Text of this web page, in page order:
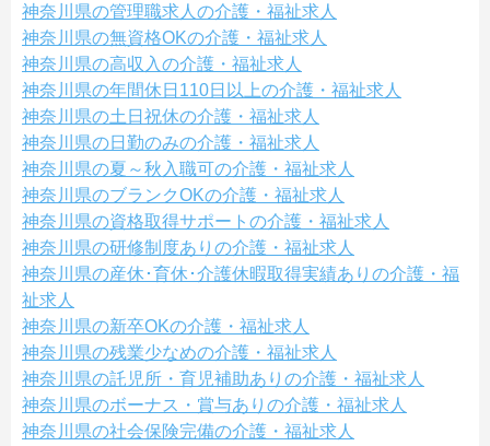
神奈川県の管理職求人の介護・福祉求人
神奈川県の無資格OKの介護・福祉求人
神奈川県の高収入の介護・福祉求人
神奈川県の年間休日110日以上の介護・福祉求人
神奈川県の土日祝休の介護・福祉求人
神奈川県の日勤のみの介護・福祉求人
神奈川県の夏～秋入職可の介護・福祉求人
神奈川県のブランクOKの介護・福祉求人
神奈川県の資格取得サポートの介護・福祉求人
神奈川県の研修制度ありの介護・福祉求人
神奈川県の産休･育休･介護休暇取得実績ありの介護・福
祉求人
神奈川県の新卒OKの介護・福祉求人
神奈川県の残業少なめの介護・福祉求人
神奈川県の託児所・育児補助ありの介護・福祉求人
神奈川県のボーナス・賞与ありの介護・福祉求人
神奈川県の社会保険完備の介護・福祉求人